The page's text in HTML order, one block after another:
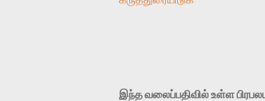
இந்த வலைப்பதிவில் உள்ள